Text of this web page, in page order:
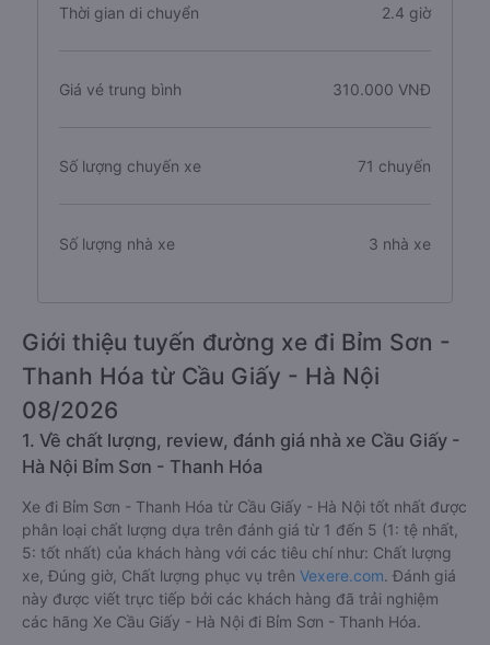
Thời gian di chuyển 2.4 giờ
Giá vé trung bình 310.000 VNĐ
Số lượng chuyến xe 71 chuyến
Số lượng nhà xe 3 nhà xe
Giới thiệu tuyến đường xe đi Bỉm Sơn -
Thanh Hóa từ Cầu Giấy - Hà Nội
08/2026
1. Về chất lượng, review, đánh giá nhà xe Cầu Giấy -
Hà Nội Bỉm Sơn - Thanh Hóa
Xe đi Bỉm Sơn - Thanh Hóa từ Cầu Giấy - Hà Nội tốt nhất được
phân loại chất lượng dựa trên đánh giá từ 1 đến 5 (1: tệ nhất,
5: tốt nhất) của khách hàng với các tiêu chí như: Chất lượng
xe, Đúng giờ, Chất lượng phục vụ trên Vexere.com. Đánh giá
này được viết trực tiếp bởi các khách hàng đã trải nghiệm
các hãng Xe Cầu Giấy - Hà Nội đi Bỉm Sơn - Thanh Hóa.